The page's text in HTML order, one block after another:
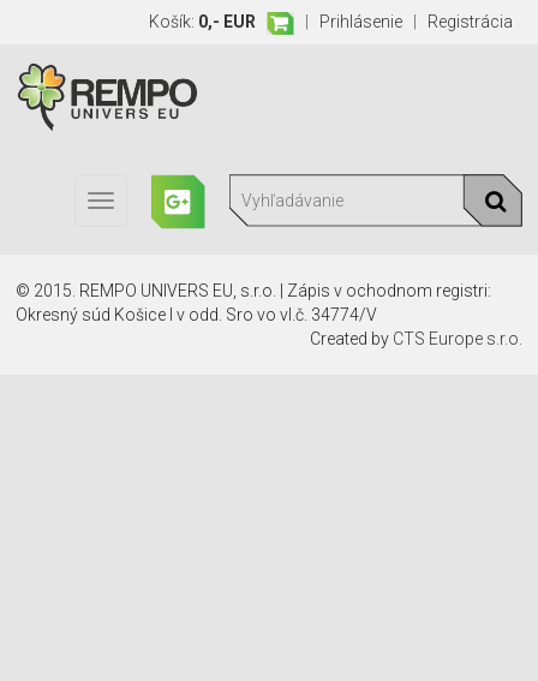
Košík: 0,- EUR | Prihlásenie| Registrácia
Toggle
navigation
© 2015. REMPO UNIVERS EU, s.r.o. | Zápis v ochodnom registri:
Okresný súd Košice I v odd. Sro vo vl.č. 34774/V
Created by CTS Europe s.r.o.